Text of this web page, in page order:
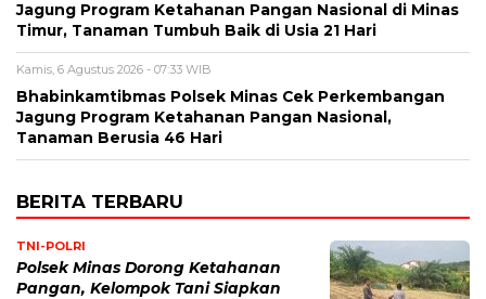
Jagung Program Ketahanan Pangan Nasional di Minas
Timur, Tanaman Tumbuh Baik di Usia 21 Hari
Kamis, 6 Agustus 2026 - 07:33 WIB
Bhabinkamtibmas Polsek Minas Cek Perkembangan
Jagung Program Ketahanan Pangan Nasional,
Tanaman Berusia 46 Hari
BERITA TERBARU
TNI-POLRI
Polsek Minas Dorong Ketahanan
Pangan, Kelompok Tani Siapkan